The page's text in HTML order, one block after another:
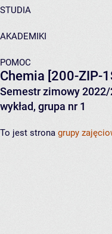
STUDIA
AKADEMIKI
POMOC
Chemia [200-ZIP-
Semestr zimowy
wykład, grupa nr 1
To jest strona grupy